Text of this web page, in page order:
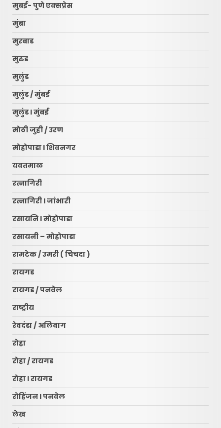
मुबई- पुणे एक्सप्रेस
मुंब्रा
मुरबाड
मुरुड
मुलुंड
मुलुंड / मुंबई
मुलुंड l मुंबई
मोठी जुही / उरण
मोहोपाडा l शिवनगर
यवतमाळ
रत्नागिरी
रत्नागिरी l जांभारी
रसायनि l मोहोपाडा
रसायनी – मोहोपाडा
रामटेक / उमरी ( चिचदा )
रायगड
रायगड / पनवेल
राष्ट्रीय
रेवदंडा / अलिबाग
रोहा
रोहा / रायगड
रोहा l रायगड
रोहिंजन l पनवेल
लेख